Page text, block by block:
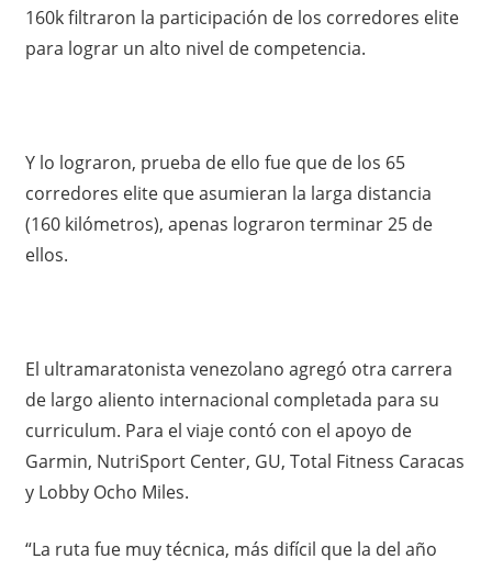
160k filtraron la participación de los corredores elite
para lograr un alto nivel de competencia.
Y lo lograron, prueba de ello fue que de los 65
corredores elite que asumieran la larga distancia
(160 kilómetros), apenas lograron terminar 25 de
ellos.
El ultramaratonista venezolano agregó otra carrera
de largo aliento internacional completada para su
curriculum. Para el viaje contó con el apoyo de
Garmin, NutriSport Center, GU, Total Fitness Caracas
y Lobby Ocho Miles.
“La ruta fue muy técnica, más difícil que la del año